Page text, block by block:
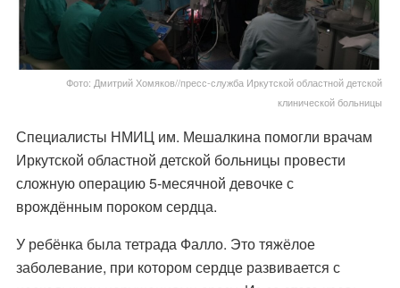
Фото: Дмитрий Хомяков//пресс-служба Иркутской областной детской
клинической больницы
Специалисты НМИЦ им. Мешалкина помогли врачам
Иркутской областной детской больницы провести
сложную операцию 5-месячной девочке с
врождённым пороком сердца.
У ребёнка была тетрада Фалло. Это тяжёлое
заболевание, при котором сердце развивается с